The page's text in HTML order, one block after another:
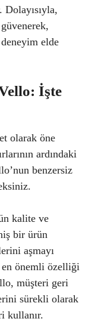
Dolayısıyla,
elde
İşte
olarak öne
ardındaki
benzersiz
kalite ve
bir ürün
aşmayı
en önemli özelliği
müşteri geri
sürekli olarak
kullanır.